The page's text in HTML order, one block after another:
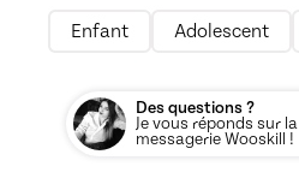
Enfant Adolescent
Des questions ?
Je vous réponds sur la
messagerie Wooskill !